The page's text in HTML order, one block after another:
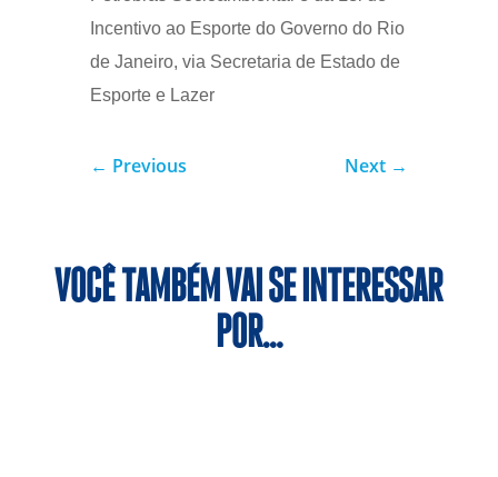
Incentivo ao Esporte do Governo do Rio
de Janeiro, via Secretaria de Estado de
Esporte e Lazer
← Previous Next →
VOCÊ TAMBÉM VAI SE INTERESSAR
POR…